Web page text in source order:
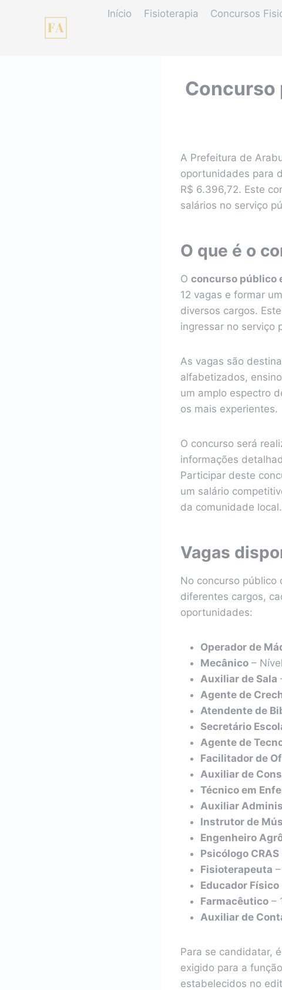
Início Fisioterapia Concursos
Concurso
A Prefeitura de
oportunidades para
R$ 6.396,72. Este
salários no serviço
O que é o
O concurso público
12 vagas e formar
diversos cargos.
ingressar no serviço
As vagas são
alfabetizados,
um amplo espectro
os mais experientes.
O concurso será
informações
Participar deste
um salário
da comunidade local.
Vagas
No concurso público
diferentes cargos,
oportunidades:
Operador de
Mecânico –
Auxiliar de Sala
Agente de
Atendente de
Secretário
Agente de
Facilitador de
Auxiliar de
Técnico em
Auxiliar
Instrutor de
Engenheiro
Psicólogo CRAS
Fisioterapeuta
Educador Físico
Farmacêutico –
Auxiliar de
Para se candidatar,
exigido para a
estabelecidos no